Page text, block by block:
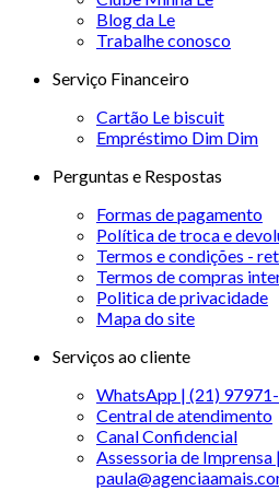
Blog da Le
Trabalhe conosco
Serviço Financeiro
Cartão Le biscuit
Empréstimo Dim Dim
Perguntas e Respostas
Formas de pagamento
Política de troca e
Termos e condições -
Termos de compras
Politica de privacidade
Mapa do site
Serviços ao cliente
WhatsApp | (21)
Central de atendimento
Canal Confidencial
Assessoria de Imprensa |